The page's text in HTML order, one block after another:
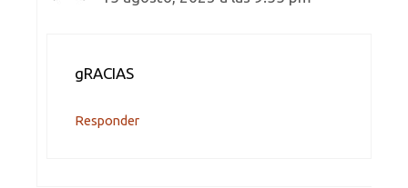
gRACIAS
Responder